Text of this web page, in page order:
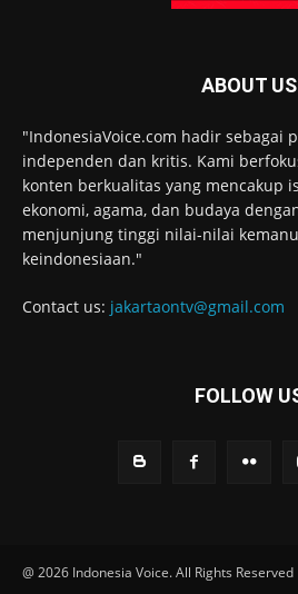
ABOUT US
"IndonesiaVoice.com hadir sebagai
independen dan kritis. Kami
konten berkualitas yang mencakup
ekonomi, agama, dan budaya
menjunjung tinggi nilai-nilai
keindonesiaan."
Contact us: jakartaontv@gmail.com
FOLLOW
@ 2026 Indonesia Voice. All Rights Reserved